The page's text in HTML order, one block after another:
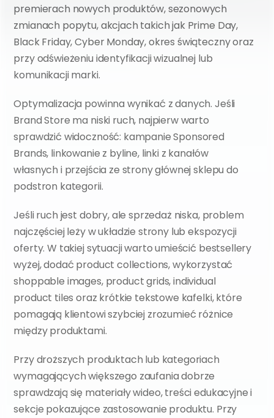
premierach nowych produktów, sezonowych
zmianach popytu, akcjach takich jak Prime Day,
Black Friday, Cyber Monday, okres świąteczny oraz
przy odświeżeniu identyfikacji wizualnej lub
komunikacji marki.
Optymalizacja powinna wynikać z danych. Jeśli
Brand Store ma niski ruch, najpierw warto
sprawdzić widoczność: kampanie Sponsored
Brands, linkowanie z byline, linki z kanałów
własnych i przejścia ze strony głównej sklepu do
podstron kategorii.
Jeśli ruch jest dobry, ale sprzedaż niska, problem
najczęściej leży w układzie strony lub ekspozycji
oferty. W takiej sytuacji warto umieścić bestsellery
wyżej, dodać product collections, wykorzystać
shoppable images, product grids, individual
product tiles oraz krótkie tekstowe kafelki, które
pomagają klientowi szybciej zrozumieć różnice
między produktami.
Przy droższych produktach lub kategoriach
wymagających większego zaufania dobrze
sprawdzają się materiały wideo, treści edukacyjne i
sekcje pokazujące zastosowanie produktu. Przy